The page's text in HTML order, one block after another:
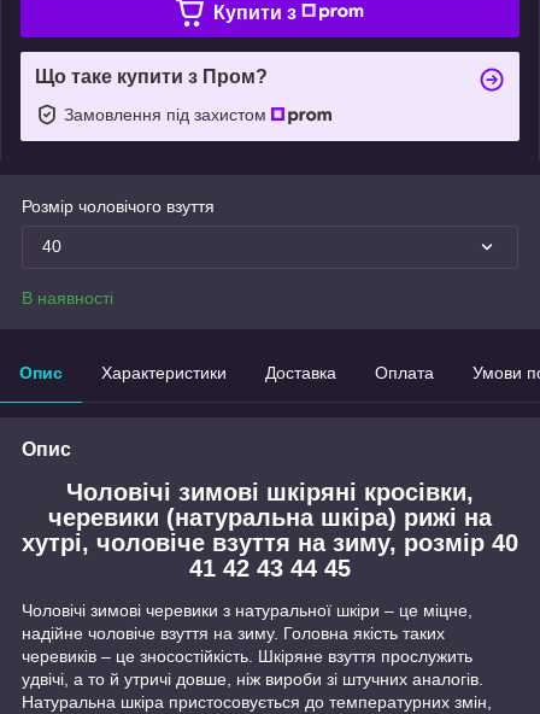
Купити з
Що таке купити з Пром?
Замовлення під захистом
Розмір чоловічого взуття
40
В наявності
Опис Характеристики Доставка Оплата Умови
Опис
Чоловічі зимові шкіряні кросівки,
черевики (натуральна шкіра) рижі на
хутрі, чоловіче взуття на зиму, розмір 40
41 42 43 44 45
Чоловічі зимові черевики з натуральної шкіри – це міцне,
надійне чоловіче взуття на зиму. Головна якість таких
черевиків – це зносостійкість. Шкіряне взуття прослужить
удвічі, а то й утричі довше, ніж вироби зі штучних аналогів.
Натуральна шкіра пристосовується до температурних змін,